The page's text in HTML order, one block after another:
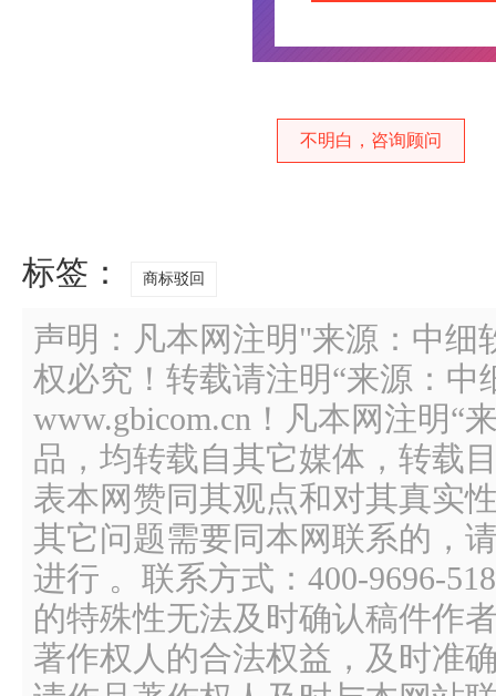
不明白，咨询顾问
标签： 商标驳回
声明：凡本网注明"来源：中细
权必究！转载请注明“来源：中
www.gbicom.cn！凡本网注明“
品，均转载自其它媒体，转载
表本网赞同其观点和对其真实
其它问题需要同本网联系的，
进行 。联系方式：400-9696-
的特殊性无法及时确认稿件作
著作权人的合法权益，及时准